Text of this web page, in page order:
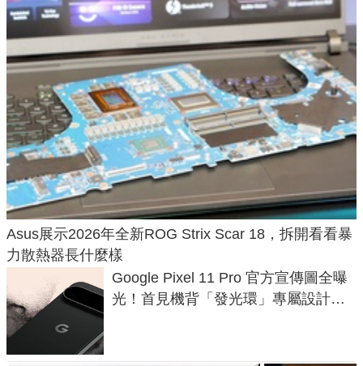
Asus展示2026年全新ROG Strix Scar 18，拆開看看暴
力散熱器長什麼樣
Google Pixel 11 Pro 官方宣傳圖全曝
光！首見機背「發光環」專屬設計、